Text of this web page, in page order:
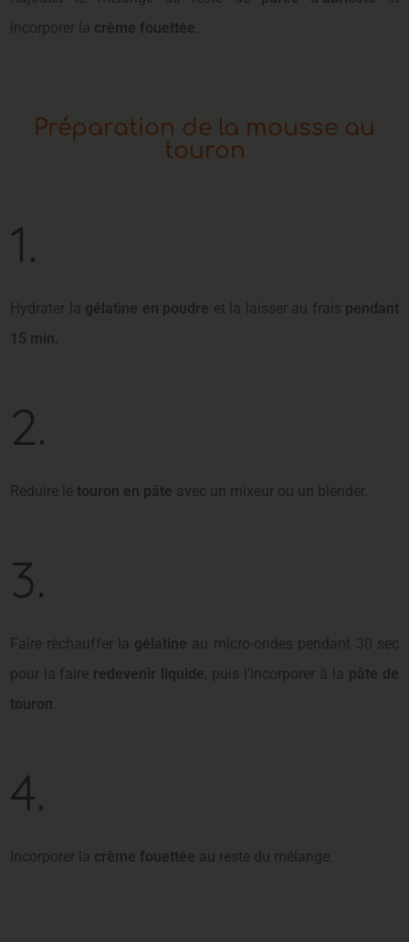
incorporer la crème fouettée
Préparation de la mousse au
touron
1.
Hydrater la gélatine en poudre et la laisser au frais pendant
15 min.
2.
Réduire le touron en pâte avec un mixeur ou un blender.
3.
Faire réchauffer la gélatine au micro-ondes pendant 30 sec
pour la faire redevenir liquide, puis l’incorporer à la pâte de
touron
4.
Incorporer la crème fouettée au reste du mélange.